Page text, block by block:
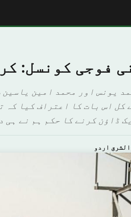
فوجی کونسل:
یونس اور محمد امین
کل اس بات کا اعتراف کیا کہ
ڈاؤن کرنے کا حکم ہم نے
الشرق اردو